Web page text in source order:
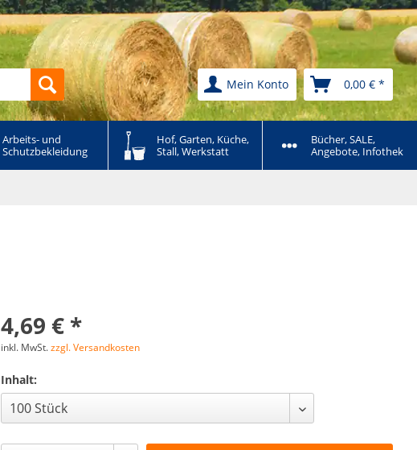
Mein Konto 0,00 € *
Arbeits- und
Schutzbekleidung
Hof, Garten, Küche,
Stall, Werkstatt
Bücher, SALE,
Angebote, Infothek
4,69 € *
inkl. MwSt.zzgl. Versandkosten
Inhalt: